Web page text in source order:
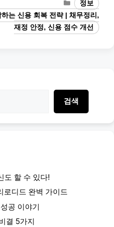
Categories
정보
는 신용 회복 전략 | 채무정리,
재정 안정, 신용 점수 개선
검색
도 할 수 있다!
로디드 완벽 가이드
공 이야기
결 5가지